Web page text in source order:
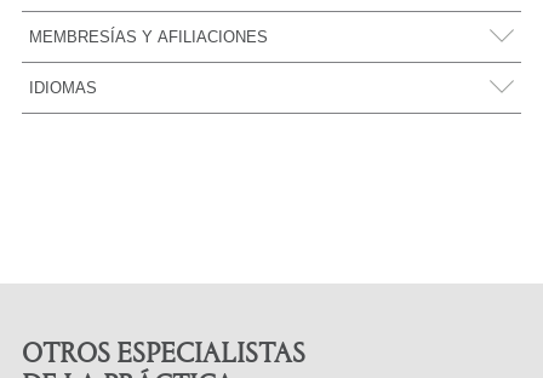
Universidad de Lima – Abogada con mención
(2012)
MEMBRESÍAS Y AFILIACIONES
Asociación de Estudios sobre las Naciones Unidas – AENU Perú
IDIOMAS
OTROS ESPECIALISTAS